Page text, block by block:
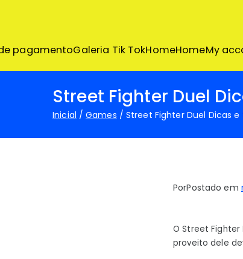
conteúdo
pagamentoGaleria Tik TokHomeHomeMy
Street Fighter Duel
Inicial Games Street Fighter Duel Dicas
PorPostado em
O Street
proveito dele